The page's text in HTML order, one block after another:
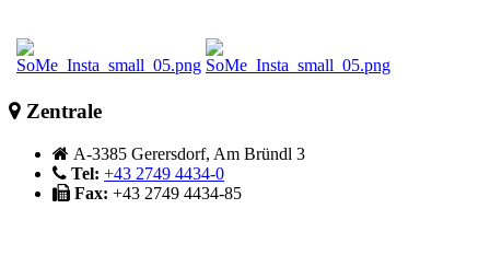
Zentrale
A-3385 Gerersdorf, Am Bründl 3
Tel: +43 2749 4434-0
Fax: +43 2749 4434-85